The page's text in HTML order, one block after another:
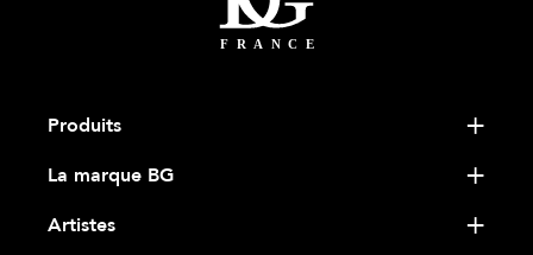
Produits
La marque BG
Artistes